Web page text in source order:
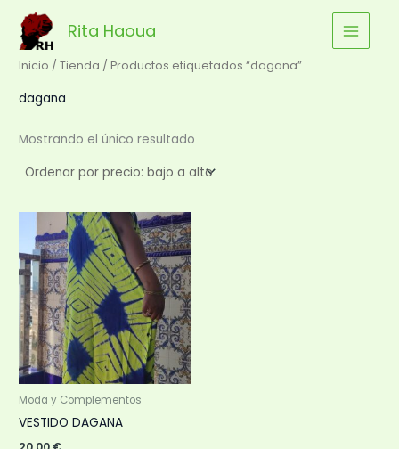
contenido
Rita Haoua
Inicio /Tienda / Productos etiquetados “dagana”
dagana
Mostrando el único resultado
Moda y Complementos
VESTIDO DAGANA